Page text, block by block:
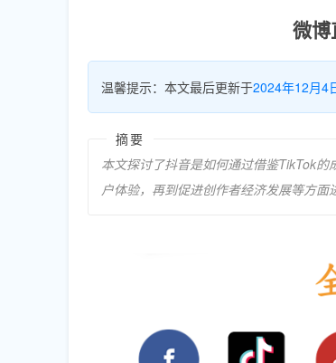
微博
温馨提示：本文最后更新于2024年12月4
摘要
本文探讨了抖音是如何通过借鉴TikTok
户体验，再到促进创作者经济发展等方面